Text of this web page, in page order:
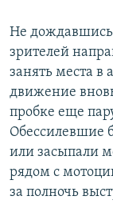
Не дождавшись
зрителей
занять места в
движение
пробке еще
Обессилевшие
или засыпали
рядом с
за полночь